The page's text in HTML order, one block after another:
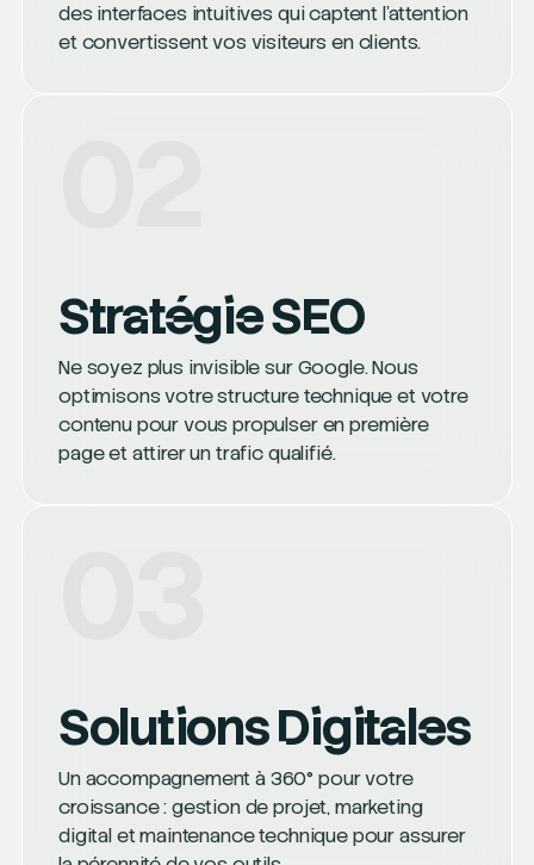
des interfaces intuitives qui captent l’attention
et convertissent vos visiteurs en clients.
Stratégie SEO
Ne soyez plus invisible sur Google. Nous
optimisons votre structure technique et votre
contenu pour vous propulser en première
page et attirer un trafic qualifié.
Solutions Digitales
Un accompagnement à 360° pour votre
croissance : gestion de projet, marketing
digital et maintenance technique pour assurer